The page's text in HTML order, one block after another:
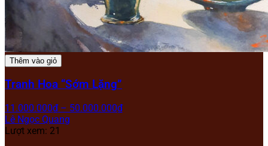
Thêm vào giỏ
Tranh Hoa “Sớm Lặng”
11.000.000₫ – 50.000.000₫
Lê Ngọc Quang
Lượt xem: 21